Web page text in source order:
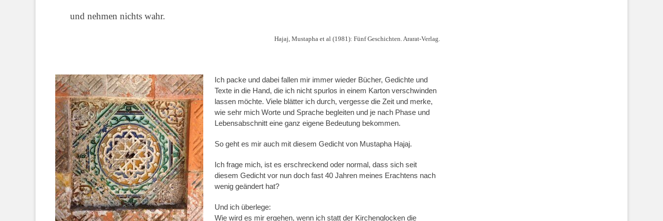
und nehmen nichts wahr.
Hajaj, Mustapha et al (1981): Fünf Geschichten. Ararat-Verlag.
Ich packe und dabei fallen mir immer wieder Bücher, Gedichte und
Texte in die Hand, die ich nicht spurlos in einem Karton verschwinden
lassen möchte. Viele blätter ich durch, vergesse die Zeit und merke,
wie sehr mich Worte und Sprache begleiten und je nach Phase und
Lebensabschnitt eine ganz eigene Bedeutung bekommen.
So geht es mir auch mit diesem Gedicht von Mustapha Hajaj.
Ich frage mich, ist es erschreckend oder normal, dass sich seit
diesem Gedicht vor nun doch fast 40 Jahren meines Erachtens nach
wenig geändert hat?
Und ich überlege:
Wie wird es mir ergehen, wenn ich statt der Kirchenglocken die